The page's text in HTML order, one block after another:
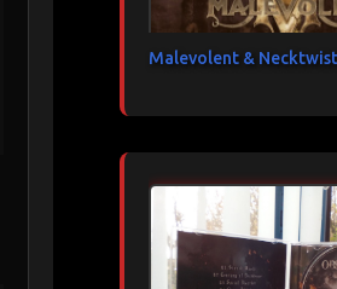
Malevolent &